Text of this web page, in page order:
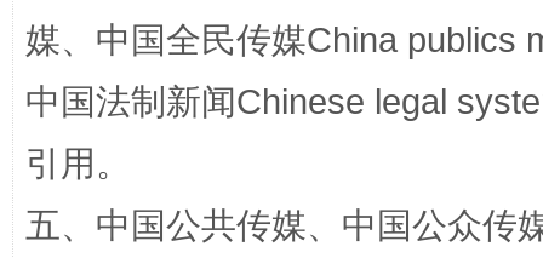
媒、中国全民传媒China publics
中国法制新闻Chinese legal
引用。
五、中国公共传媒、中国公众传